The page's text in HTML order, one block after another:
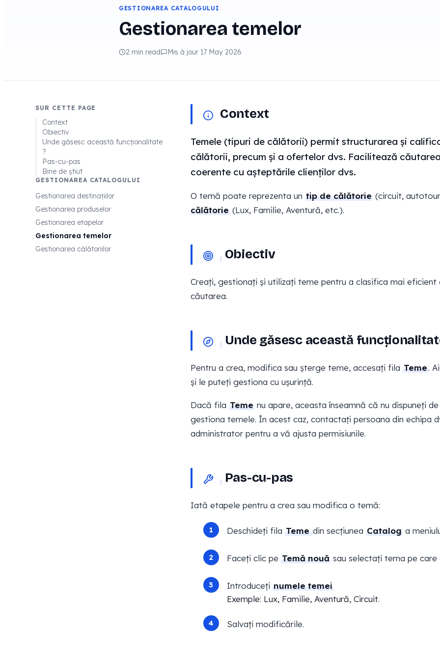
GESTIONAREA CATALOGULUI
Gestionarea temelor
2 min read Mis à jour 17 May 2026
SUR CETTE PAGE
Context
Obiectiv
Unde găsesc această funcționalitate
?
Pas-cu-pas
Bine de știut
GESTIONAREA CATALOGULUI
Gestionarea destinațiilor
Gestionarea produselor
Gestionarea etapelor
Gestionarea temelor
Gestionarea călătoriilor
Context
Temele (tipuri de călătorii) permit structurarea și
călătorii, precum și a ofertelor dvs. Facilitează
coerente cu așteptările clienților dvs.
O temă poate reprezenta un tip de călătorie (circuit,
călătorie (Lux, Familie, Aventură, etc.).
Obiectiv
Creați, gestionați și utilizați teme pentru a clasifica mai
căutarea.
Unde găsesc această
Pentru a crea, modifica sau șterge teme, accesați fila Teme.
și le puteți gestiona cu ușurință.
Dacă fila Teme nu apare, aceasta înseamnă că nu dispuneți
gestiona temele. În acest caz, contactați persoana din echipa
administrator pentru a vă ajusta permisiunile.
Pas-cu-pas
Iată etapele pentru a crea sau modifica o temă:
Deschideți fila Temedin secțiunea Cataloga
Faceți clic pe Temă nouăsau selectați tema pe care
Introduceți numele temei
Exemple: Lux, Familie, Aventură, Circuit.
Salvați modificările.